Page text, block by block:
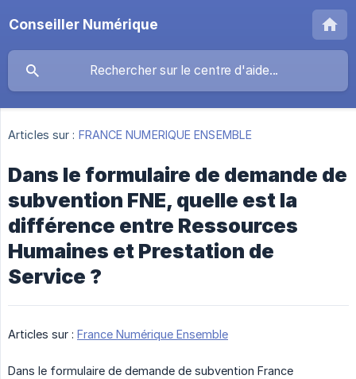
Conseiller Numérique
Articles sur : FRANCE NUMERIQUE ENSEMBLE
Dans le formulaire de demande de
subvention FNE, quelle est la
différence entre Ressources
Humaines et Prestation de
Service ?
Articles sur : France Numérique Ensemble
Dans le formulaire de demande de subvention France